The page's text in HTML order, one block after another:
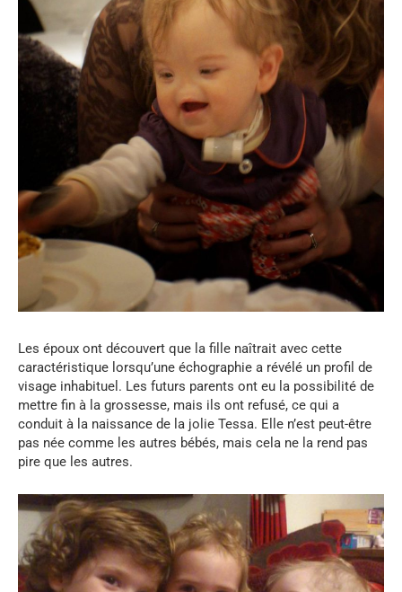
Les époux ont découvert que la fille naîtrait avec cette
caractéristique lorsqu’une échographie a révélé un profil de
visage inhabituel. Les futurs parents ont eu la possibilité de
mettre fin à la grossesse, mais ils ont refusé, ce qui a
conduit à la naissance de la jolie Tessa. Elle n’est peut-être
pas née comme les autres bébés, mais cela ne la rend pas
pire que les autres.